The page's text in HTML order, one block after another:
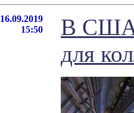
16.09.2019
15:50
В США
для